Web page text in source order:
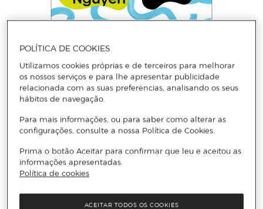
JOSEPH NGUYEN
El arte de crear: Cómo crear arte que os transforme a ti y al mundo (Capa
mole)
POLÍTICA DE COOKIES
Utilizamos cookies próprias e de terceiros para melhorar
os nossos serviços e para lhe apresentar publicidade
relacionada com as suas preferências, analisando os seus
hábitos de navegação.
Para mais informações, ou para saber como alterar as
configurações, consulte a nossa Política de Cookies.
Prima o botão Aceitar para confirmar que leu e aceitou as
informações apresentadas.
Política de cookies
ACEITAR TODOS OS COOKIES